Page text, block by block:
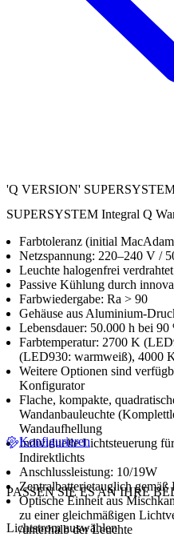
'Q VERSION'
SUPERSYSTEM Integral Q
Farbtoleranz (initial
Netzspannung: 220–240 V /
Leuchte halogenfrei verdrahtet
Passive Kühlung durch
Farbwiedergabe: Ra > 90
Gehäuse aus Aluminium-
Lebensdauer: 50.000 h bei
Farbtemperatur: 2700 K
(LED930: warmweiß), 4000
Weitere Optionen sind
Konfigurator
Flache, kompakte,
Wandanbauleuchte
Wandaufhellung
Individuelle Lichtsteuerung
Indirektlichts
Anschlussleistung: 10/19W
Zentralbatterietauglich
Optische Einheit aus
zu einer gleichmäßigen
/unterhalb der Leuchte
Konfigurieren
PASSEN SIE ES AN IHRE
Lichtstrom auswählen